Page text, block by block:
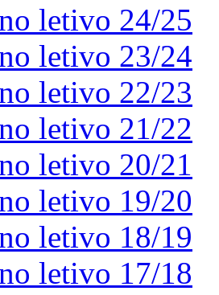
letivo 24/25
letivo 23/24
letivo 22/23
letivo 21/22
letivo 20/21
letivo 19/20
letivo 18/19
letivo 17/18